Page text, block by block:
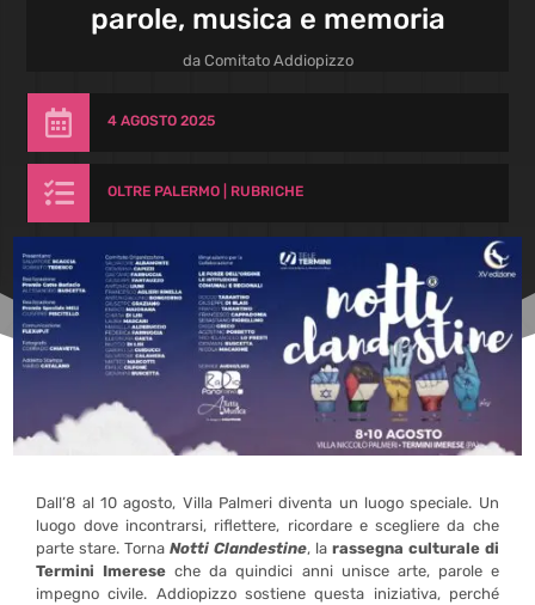
parole, musica e memoria
da Comitato Addiopizzo
 4 AGOSTO 2025
 OLTRE PALERMO| RUBRICHE
Dall’8 al 10 agosto, Villa Palmeri diventa un luogo speciale. Un
luogo dove incontrarsi, riflettere, ricordare e scegliere da che
parte stare. Torna Notti Clandestine, larassegna culturale di
Termini Imerese che da quindici anni unisce arte, parole e
impegno civile. Addiopizzo sostiene questa iniziativa, perché